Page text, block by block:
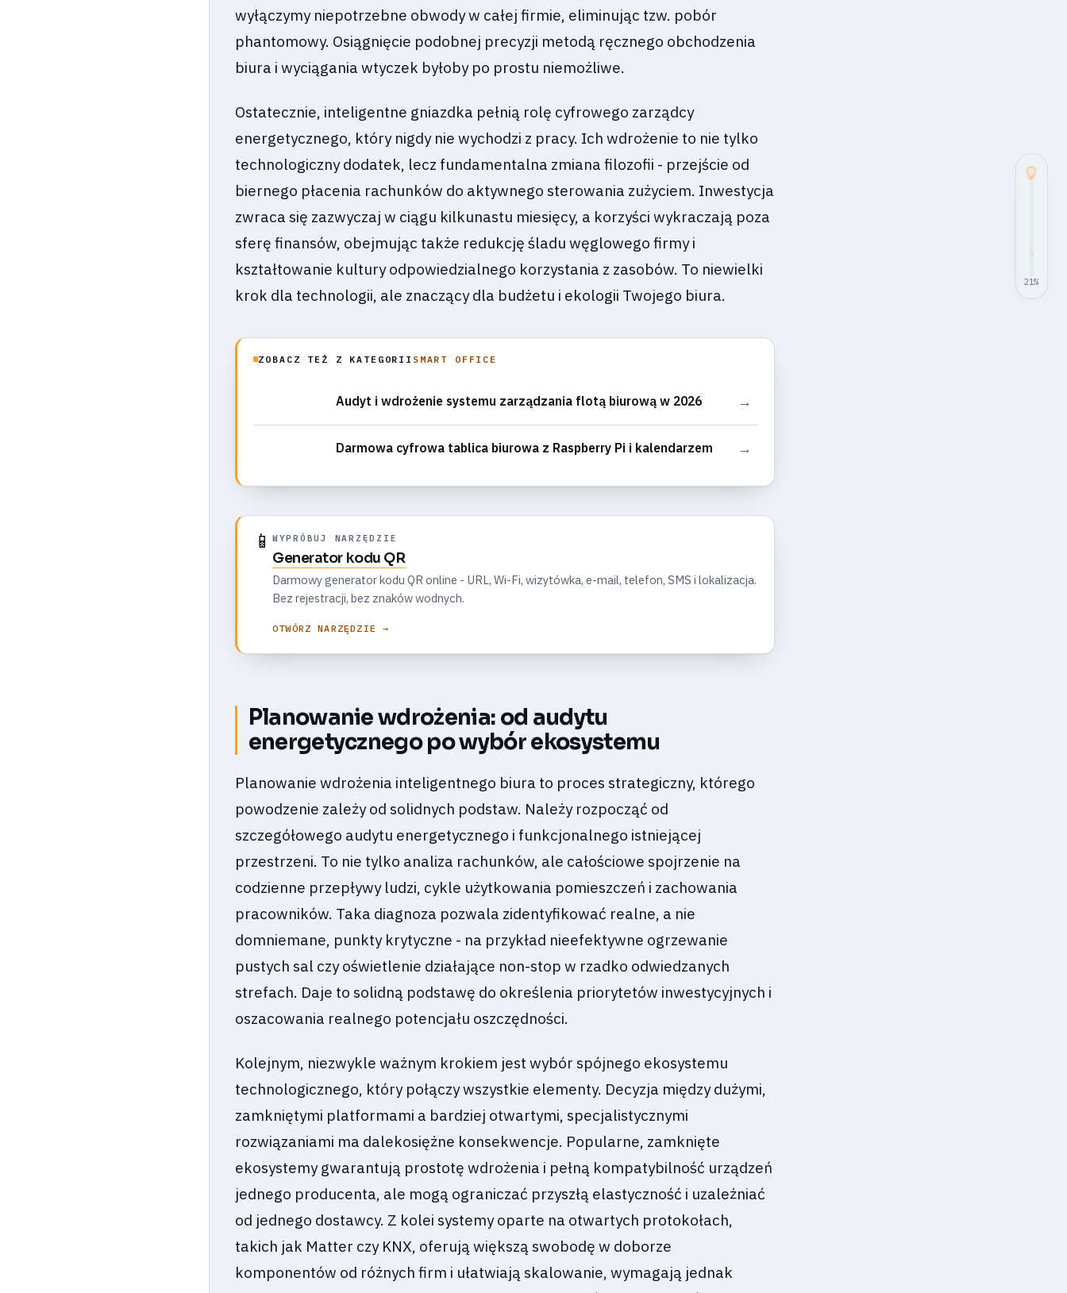
21%
wyłączymy niepotrzebne obwody w całej firmie, eliminując tzw. pobór
phantomowy. Osiągnięcie podobnej precyzji metodą ręcznego obchodzenia
biura i wyciągania wtyczek byłoby po prostu niemożliwe.
Ostatecznie, inteligentne gniazdka pełnią rolę cyfrowego zarządcy
energetycznego, który nigdy nie wychodzi z pracy. Ich wdrożenie to nie tylko
technologiczny dodatek, lecz fundamentalna zmiana filozofii - przejście od
biernego płacenia rachunków do aktywnego sterowania zużyciem. Inwestycja
zwraca się zazwyczaj w ciągu kilkunastu miesięcy, a korzyści wykraczają poza
sferę finansów, obejmując także redukcję śladu węglowego firmy i
kształtowanie kultury odpowiedzialnego korzystania z zasobów. To niewielki
krok dla technologii, ale znaczący dla budżetu i ekologii Twojego biura.
ZOBACZ TEŻ Z KATEGORII SMART OFFICE
Audyt i wdrożenie systemu zarządzania flotą biurową w 2026 →
Darmowa cyfrowa tablica biurowa z Raspberry Pi i kalendarzem →
📱 WYPRÓBUJ NARZĘDZIE
Generator kodu QR
Darmowy generator kodu QR online - URL, Wi-Fi, wizytówka, e-mail, telefon, SMS i lokalizacja.
Bez rejestracji, bez znaków wodnych.
OTWÓRZ NARZĘDZIE →
Planowanie wdrożenia: od audytu
energetycznego po wybór ekosystemu
Planowanie wdrożenia inteligentnego biura to proces strategiczny, którego
powodzenie zależy od solidnych podstaw. Należy rozpocząć od
szczegółowego audytu energetycznego i funkcjonalnego istniejącej
przestrzeni. To nie tylko analiza rachunków, ale całościowe spojrzenie na
codzienne przepływy ludzi, cykle użytkowania pomieszczeń i zachowania
pracowników. Taka diagnoza pozwala zidentyfikować realne, a nie
domniemane, punkty krytyczne - na przykład nieefektywne ogrzewanie
pustych sal czy oświetlenie działające non-stop w rzadko odwiedzanych
strefach. Daje to solidną podstawę do określenia priorytetów inwestycyjnych i
oszacowania realnego potencjału oszczędności.
Kolejnym, niezwykle ważnym krokiem jest wybór spójnego ekosystemu
technologicznego, który połączy wszystkie elementy. Decyzja między dużymi,
zamkniętymi platformami a bardziej otwartymi, specjalistycznymi
rozwiązaniami ma dalekosiężne konsekwencje. Popularne, zamknięte
ekosystemy gwarantują prostotę wdrożenia i pełną kompatybilność urządzeń
jednego producenta, ale mogą ograniczać przyszłą elastyczność i uzależniać
od jednego dostawcy. Z kolei systemy oparte na otwartych protokołach,
takich jak Matter czy KNX, oferują większą swobodę w doborze
komponentów od różnych firm i ułatwiają skalowanie, wymagają jednak